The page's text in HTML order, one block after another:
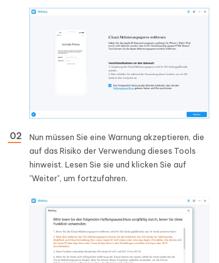
Nun müssen Sie eine Warnung akzeptieren, die
auf das Risiko der Verwendung dieses Tools
hinweist. Lesen Sie sie und klicken Sie auf
"Weiter", um fortzufahren.